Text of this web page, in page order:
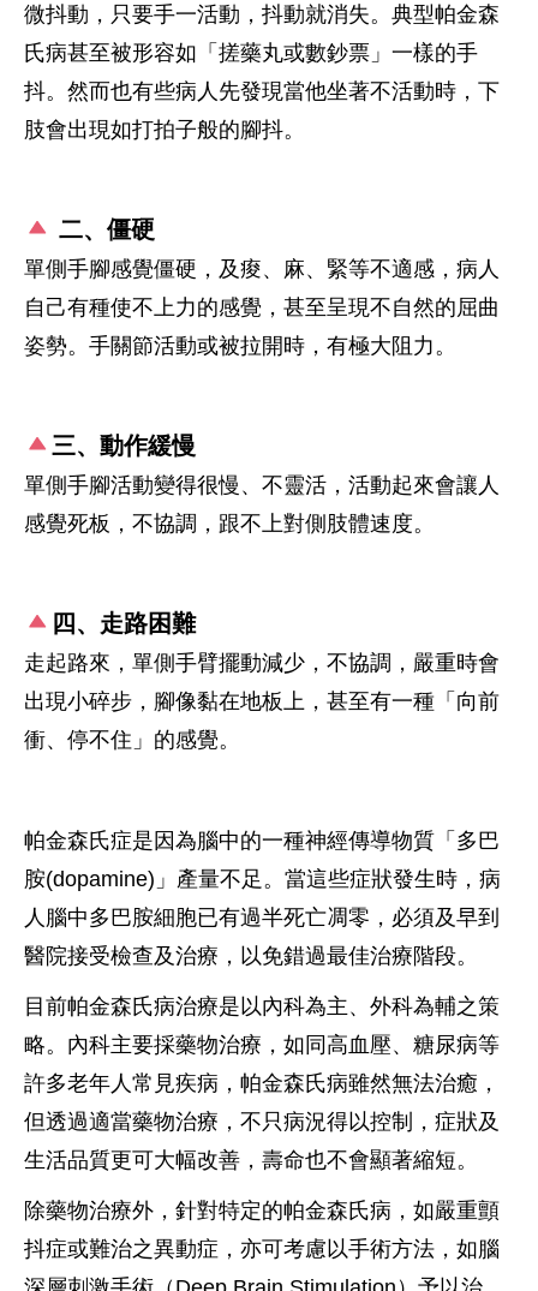
微抖動，只要手一活動，抖動就消失。典型帕金森
氏病甚至被形容如「搓藥丸或數鈔票」一樣的手
抖。然而也有些病人先發現當他坐著不活動時，下
肢會出現如打拍子般的腳抖。
二、僵硬
單側手腳感覺僵硬，及痠、麻、緊等不適感，病人
自己有種使不上力的感覺，甚至呈現不自然的屈曲
姿勢。手關節活動或被拉開時，有極大阻力。
三、動作緩慢
單側手腳活動變得很慢、不靈活，活動起來會讓人
感覺死板，不協調，跟不上對側肢體速度。
四、走路困難
走起路來，單側手臂擺動減少，不協調，嚴重時會
出現小碎步，腳像黏在地板上，甚至有一種「向前
衝、停不住」的感覺。
帕金森氏症是因為腦中的一種神經傳導物質「多巴
胺(dopamine)」產量不足。當這些症狀發生時，病
人腦中多巴胺細胞已有過半死亡凋零，必須及早到
醫院接受檢查及治療，以免錯過最佳治療階段。
目前帕金森氏病治療是以內科為主、外科為輔之策
略。內科主要採藥物治療，如同高血壓、糖尿病等
許多老年人常見疾病，帕金森氏病雖然無法治癒，
但透過適當藥物治療，不只病況得以控制，症狀及
生活品質更可大幅改善，壽命也不會顯著縮短。
除藥物治療外，針對特定的帕金森氏病，如嚴重顫
抖症或難治之異動症，亦可考慮以手術方法，如腦